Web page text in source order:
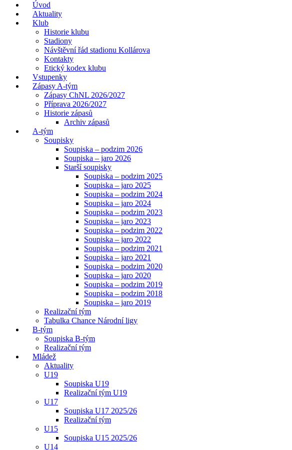
Úvod
Aktuality
Klub
Historie klubu
Stadiony
Návštěvní řád stadionu Kollárova
Kontakty
Etický kodex klubu
Vstupenky
Zápasy A-tým
Zápasy ChNL 2026/2027
Příprava 2026/2027
Historie zápasů
Archiv zápasů
A-tým
Soupisky
Soupiska – podzim 2026
Soupiska – jaro 2026
Starší soupisky
Soupiska – podzim 2025
Soupiska – jaro 2025
Soupiska – podzim 2024
Soupiska – jaro 2024
Soupiska – podzim 2023
Soupiska – jaro 2023
Soupiska – podzim 2022
Soupiska – jaro 2022
Soupiska – podzim 2021
Soupiska – jaro 2021
Soupiska – podzim 2020
Soupiska – jaro 2020
Soupiska – podzim 2019
Soupiska – podzim 2018
Soupiska – jaro 2019
Realizační tým
Tabulka Chance Národní ligy
B-tým
Soupiska B-tým
Realizační tým
Mládež
Aktuality
U19
Soupiska U19
Realizační tým U19
U17
Soupiska U17 2025/26
Realizační tým
U15
Soupiska U15 2025/26
U14